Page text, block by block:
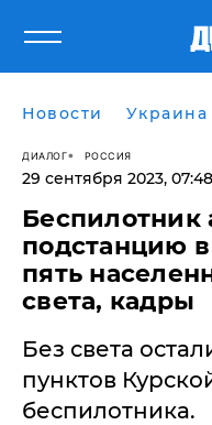
Новости Украина
ДИАЛОГ РОССИЯ
29 сентября 2023, 07:48
​Беспилотник
подстанцию
пять
света, кадры
Без света
пунктов
беспилотника.